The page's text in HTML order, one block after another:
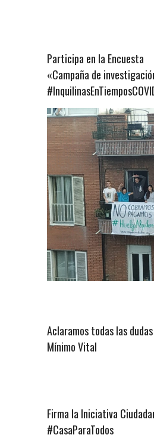
Participa en la Encuesta
«Campaña de
Aclaramos todas las
Mínimo Vital
Firma la Iniciativa
#CasaParaTodos